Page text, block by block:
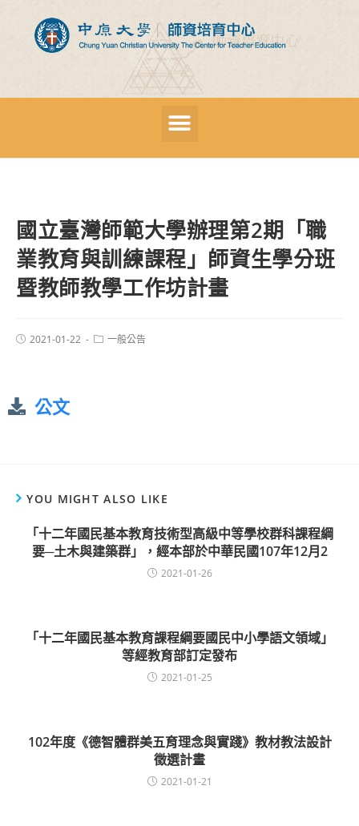
國立臺灣師範大學辦理第2期「職
業教育與訓練課程」師資生學分班
暨教師教學工作坊計畫
2021-01-22 一般公告
公文
YOU MIGHT ALSO LIKE
「十二年國民基本教育技術型高級中等學校群科課程綱
要─土木與建築群」，經本部於中華民國107年12月2
2021-01-26
「十二年國民基本教育課程綱要國民中小學語文領域」
等經教育部訂定發布
2021-01-25
102年度《德智體群美五育理念與實踐》教材教法設計
徵選計畫
2021-01-21